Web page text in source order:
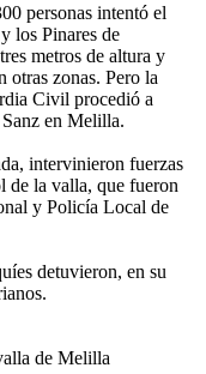
personas intentó el
los Pinares de
metros de altura y
otras zonas. Pero la
Civil procedió a
en Melilla.
intervinieron fuerzas
de la valla, que fueron
y Policía Local de
detuvieron, en su